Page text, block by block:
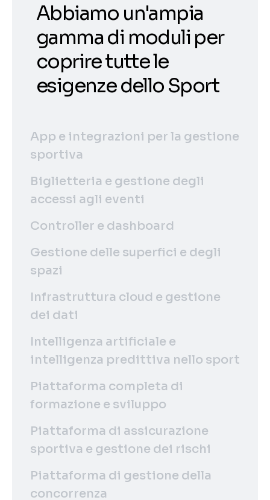
Abbiamo un'ampia
gamma di moduli per
coprire tutte le
esigenze dello Sport
App e integrazioni per la gestione
sportiva
Biglietteria e gestione degli
accessi agli eventi
Controller e dashboard
Gestione delle superfici e degli
spazi
Infrastruttura cloud e gestione
dei dati
Intelligenza artificiale e
intelligenza predittiva nello sport
Piattaforma completa di
formazione e sviluppo
Piattaforma di assicurazione
sportiva e gestione dei rischi
Piattaforma di gestione della
concorrenza